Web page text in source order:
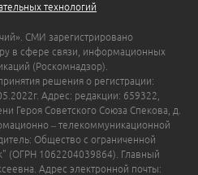
технологий
СМИ зарегистрировано
в сфере связи, информационных
(Роскомнадзор).
решения о регистрации:
Адрес: редакции: 659322,
Героя Советского Союза Спекова, д.
– телекоммуникационной
Общество с ограниченной
(ОГРН 1062204039864). Главный
Адрес электронной почты: